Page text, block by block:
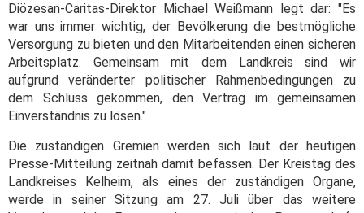
Diözesan-Caritas-Direktor Michael Weißmann legt dar: "Es
war uns immer wichtig, der Bevölkerung die bestmögliche
Versorgung zu bieten und den Mitarbeitenden einen sicheren
Arbeitsplatz. Gemeinsam mit dem Landkreis sind wir
aufgrund veränderter politischer Rahmenbedingungen zu
dem Schluss gekommen, den Vertrag im gemeinsamen
Einverständnis zu lösen."
Die zuständigen Gremien werden sich laut der heutigen
Presse-Mitteilung zeitnah damit befassen. Der Kreistag des
Landkreises Kelheim, als eines der zuständigen Organe,
werde in seiner Sitzung am 27. Juli über das weitere